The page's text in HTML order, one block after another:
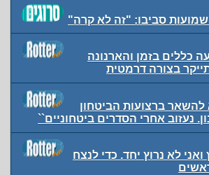
סביבו: "זה לא קרה"
כללים בזמן והארנונה
בצורה דרמטית
להשאר ברצועות הביטחון
נעזוב אחרי הסדרים ביטחוניים``
לא נרוץ יחד. כדי לנצח